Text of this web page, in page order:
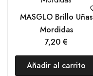
MASGLO Brillo Uñas
Mordidas
7,20€
Añadir al carrito